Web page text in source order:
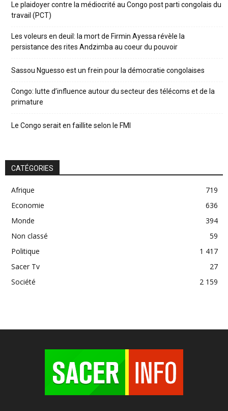
Le plaidoyer contre la médiocrité au Congo post parti congolais du
travail (PCT)
Les voleurs en deuil: la mort de Firmin Ayessa révèle la
persistance des rites Andzimba au coeur du pouvoir
Sassou Nguesso est un frein pour la démocratie congolaises
Congo: lutte d’influence autour du secteur des télécoms et de la
primature
Le Congo serait en faillite selon le FMI
CATÉGORIES
Afrique
719
Economie
636
Monde
394
Non classé
59
Politique
1 417
Sacer Tv
27
Société
2 159